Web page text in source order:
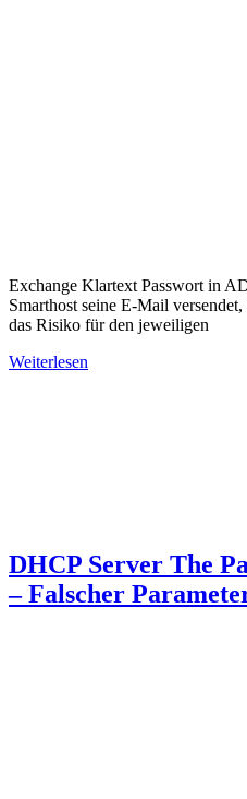
Exchange Klartext Passwort in
Smarthost seine E-Mail
das Risiko für den jeweiligen
Weiterlesen
DHCP Server The
– Falscher